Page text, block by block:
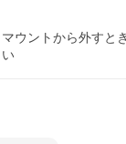
ウントから外すと